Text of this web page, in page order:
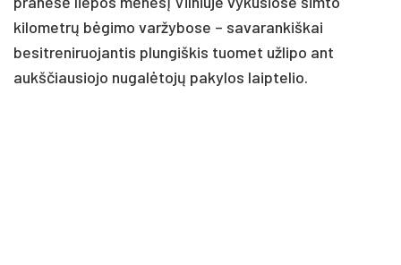
kilometrų bėgimo varžybose – savarankiškai
besitreniruojantis plungiškis tuomet užlipo ant
aukščiausiojo nugalėtojų pakylos laiptelio.